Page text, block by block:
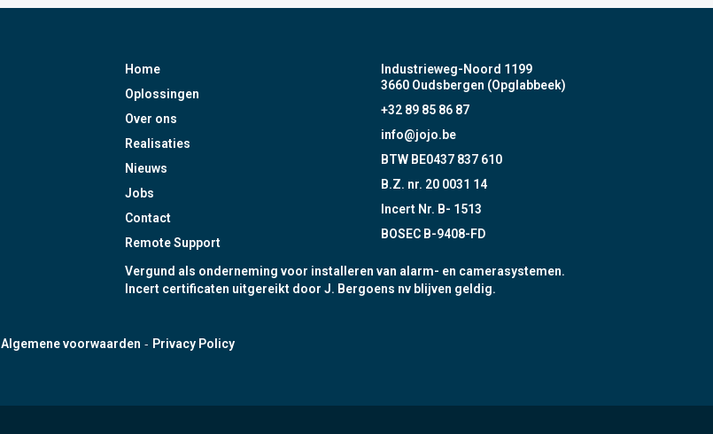
Home
Oplossingen
Over ons
Realisaties
Nieuws
Jobs
Contact
Remote Support
Industrieweg-Noord 1199
3660 Oudsbergen (Opglabbeek)
+32 89 85 86 87
info@jojo.be
BTW BE0437 837 610
B.Z. nr. 20 0031 14
Incert Nr. B- 1513
BOSEC B-9408-FD
Vergund als onderneming voor installeren van alarm- en camerasystemen.
Incert certificaten uitgereikt door J. Bergoens nv blijven geldig.
Algemene voorwaarden - Privacy Policy